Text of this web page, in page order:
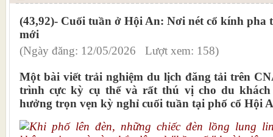
(43,92)- Cuối tuần ở Hội An: Nơi nét cổ kính pha
mới
(Ngày đăng: 12/05/2026 Lượt xem: 158)
Một bài viết trải nghiệm du lịch đăng tải trên
trình cực kỳ cụ thể và rất thú vị cho du
hưởng trọn vẹn kỳ nghỉ cuối tuần tại phố cổ Hội